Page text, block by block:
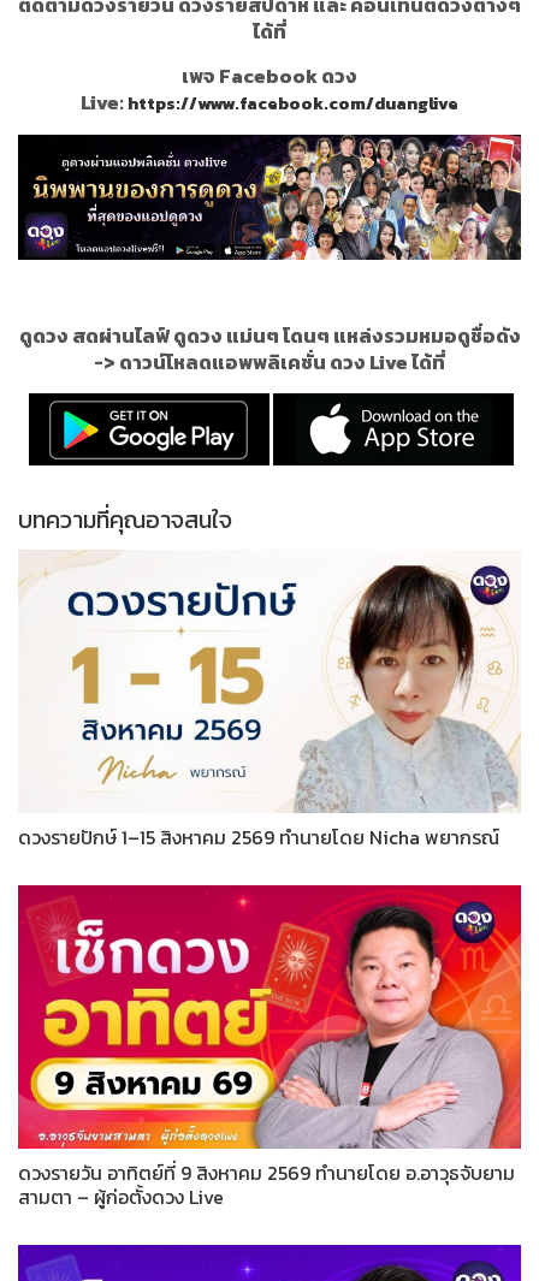
ได้ที่
เพจ Facebook ดวง
Live:https://www.facebook.com/duanglive
ดูดวง สดผ่านไลฟ์ ดูดวง แม่นๆ โดนๆ แหล่งรวมหมอดูชื่อดัง
-> ดาวน์โหลดแอพพลิเคชั่น ดวง Live ได้ที่
บทความที่คุณอาจสนใจ
ดวงรายปักษ์ 1–15 สิงหาคม 2569 ทำนายโดย Nicha พยากรณ์
ดวงรายวัน อาทิตย์ที่ 9 สิงหาคม 2569 ทำนายโดย อ.อาวุธจับยาม
สามตา – ผู้ก่อตั้งดวง Live